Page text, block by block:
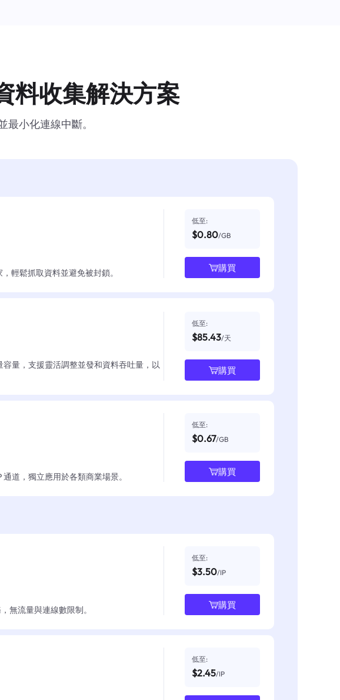
料收集解決方案
小化連線中斷。
輕鬆抓取資料並避免被封鎖。
低至:
$0.80/GB
購買
量，支援靈活調整並發和資料吞吐量，以
低至:
$85.43/天
購買
道，獨立應用於各類商業場景。
低至:
$0.67/GB
購買
無流量與連線數限制。
低至:
$3.50/IP
購買
低至:
$2.45/IP